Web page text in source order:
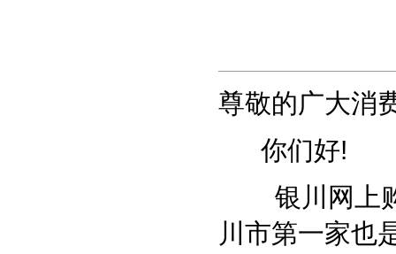
尊敬的广大消
你们好!
银川网上
川市第一家也